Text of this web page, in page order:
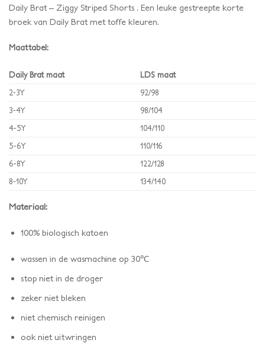
Daily Brat – Ziggy Striped Shorts . Een leuke gestreepte korte
broek van Daily Brat met toffe kleuren.
Maattabel:
Daily Brat maat
LDS maat
2-3Y
92/98
3-4Y
98/104
4-5Y
104/110
5-6Y
110/116
6-8Y
122/128
8-10Y
134/140
Materiaal:
100% biologisch katoen
wassen in de wasmachine op 30℃
stop niet in de droger
zeker niet bleken
niet chemisch reinigen
ook niet uitwringen